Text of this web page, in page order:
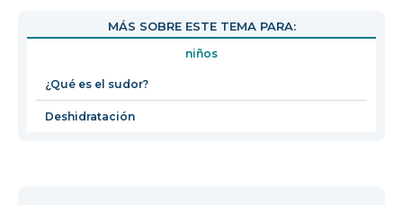
en
ventana
MÁS SOBRE ESTE TEMA PARA:
niños
¿Qué es el sudor?
Deshidratación